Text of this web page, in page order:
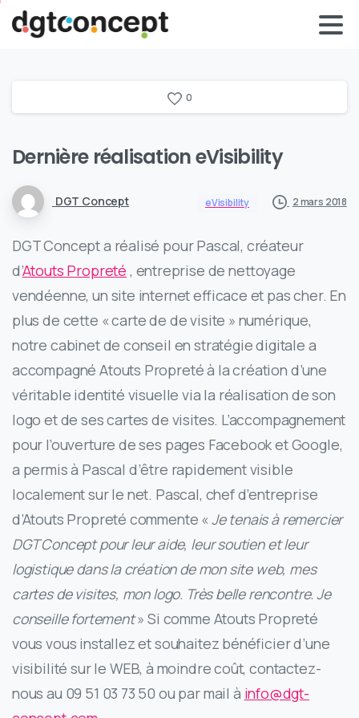
0
Dernière réalisation eVisibility
DGT Concept eVisibility 2 mars 2018
DGT Concept a réalisé pour Pascal, créateur
d’Atouts Propreté , entreprise de nettoyage
vendéenne, un site internet efficace et pas cher. En
plus de cette « carte de de visite » numérique,
notre cabinet de conseil en stratégie digitale a
accompagné Atouts Propreté à la création d’une
véritable identité visuelle via la réalisation de son
logo et de ses cartes de visites. L’accompagnement
pour l’ouverture de ses pages Facebook et Google,
a permis à Pascal d’être rapidement visible
localement sur le net. Pascal, chef d’entreprise
d’Atouts Propreté commente « Je tenais à remercier
DGT Concept pour leur aide, leur soutien et leur
logistique dans la création de mon site web, mes
cartes de visites, mon logo. Très belle rencontre. Je
conseille fortement» Si comme Atouts Propreté
vous vous installez et souhaitez bénéficier d’une
visibilité sur le WEB, à moindre coût, contactez-
nous au 09 51 03 73 50 ou par mail à info@dgt-